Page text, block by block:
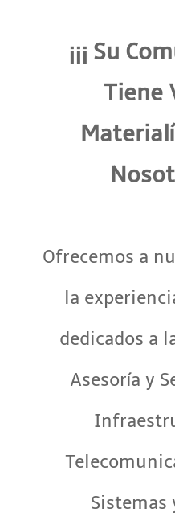
¡¡¡ Su
Tiene
Ofrecemos a
la
dedicados a
Asesoría y
Sistemas